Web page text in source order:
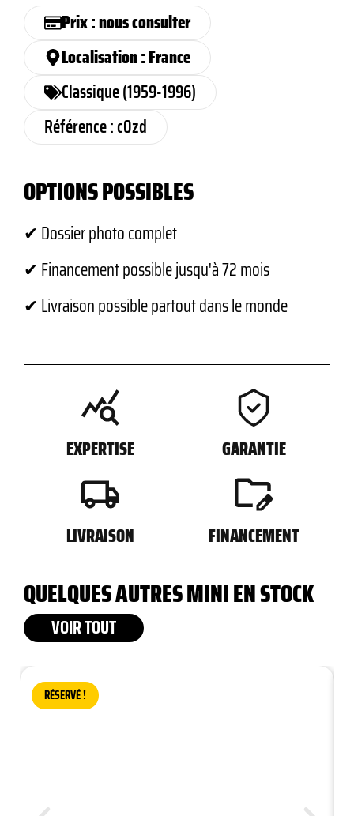
Prix : nous consulter
Localisation : France
Classique (1959-1996)
Référence : c0zd
OPTIONS POSSIBLES
✔ Dossier photo complet
✔ Financement possible jusqu'à 72 mois
✔ Livraison possible partout dans le monde
EXPERTISE GARANTIE
LIVRAISON FINANCEMENT
QUELQUES AUTRES MINI EN STOCK
VOIR TOUT
RÉSERVÉ !